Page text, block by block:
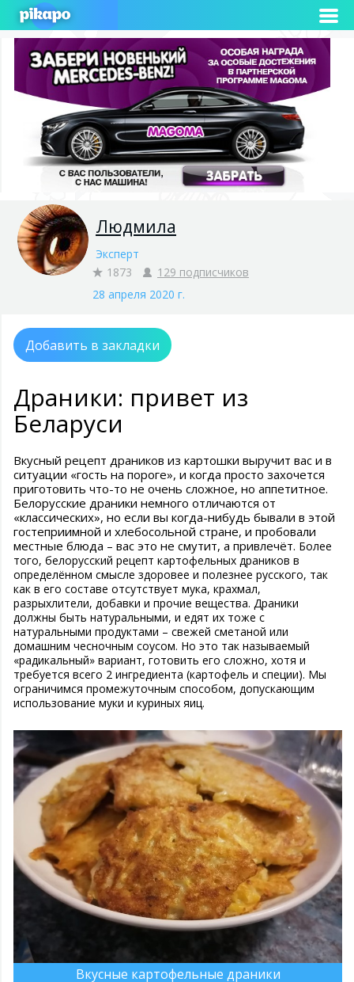
Людмила
Эксперт
1873
129 подписчиков
28 апреля 2020 г.
Добавить в закладки
Драники: привет из
Беларуси
Вкусный рецепт драников из картошки выручит вас и в
ситуации «гость на пороге», и когда просто захочется
приготовить что-то не очень сложное, но аппетитное.
Белорусские драники немного отличаются от
«классических», но если вы когда-нибудь бывали в этой
гостеприимной и хлебосольной стране, и пробовали
местные блюда – вас это не смутит, а привлечёт. Более
того, белорусский рецепт картофельных драников в
определённом смысле здоровее и полезнее русского, так
как в его составе отсутствует мука, крахмал,
разрыхлители, добавки и прочие вещества. Драники
должны быть натуральными, и едят их тоже с
натуральными продуктами – свежей сметаной или
домашним чесночным соусом. Но это так называемый
«радикальный» вариант, готовить его сложно, хотя и
требуется всего 2 ингредиента (картофель и специи). Мы
ограничимся промежуточным способом, допускающим
использование муки и куриных яиц.
Вкусные картофельные драники